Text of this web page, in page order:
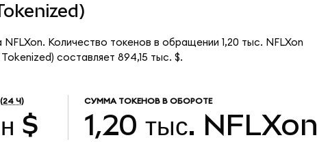
Количество токенов в обращении 1,20 тыс. NFLXon
составляет 894,15 тыс. $.
(24 Ч)
$
СУММА ТОКЕНОВ В ОБОРОТЕ
1,20 тыс. NFLXon